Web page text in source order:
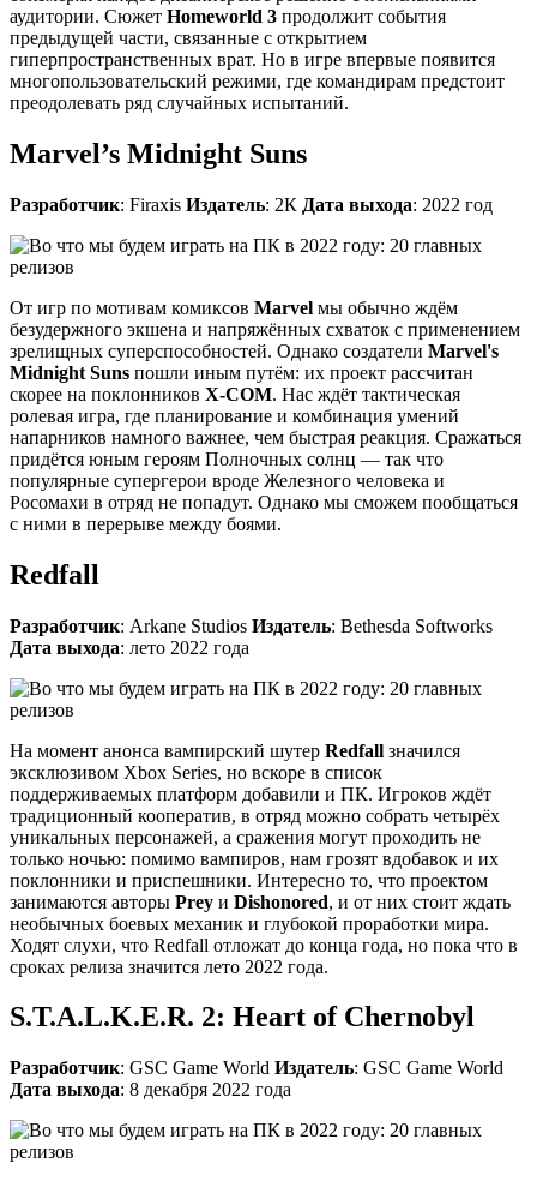
аудитории. Сюжет Homeworld 3 продолжит события
предыдущей части, связанные с открытием
гиперпространственных врат. Но в игре впервые появится
многопользовательский режими, где командирам предстоит
преодолевать ряд случайных испытаний.
Marvel’s Midnight Suns
Разработчик: Firaxis Издатель: 2К Дата выхода: 2022 год
От игр по мотивам комиксов Marvel мы обычно ждём
безудержного экшена и напряжённых схваток с применением
зрелищных суперспособностей. Однако создатели Marvel's
Midnight Suns пошли иным путём: их проект рассчитан
скорее на поклонников X-COM. Нас ждёт тактическая
ролевая игра, где планирование и комбинация умений
напарников намного важнее, чем быстрая реакция. Cражаться
придётся юным героям Полночных солнц — так что
популярные супергерои вроде Железного человека и
Росомахи в отряд не попадут. Однако мы сможем пообщаться
с ними в перерыве между боями.
Redfall
Разработчик: Arkane Studios Издатель: Bethesda Softworks
Дата выхода: лето 2022 года
На момент анонса вампирский шутер Redfall значился
эксклюзивом Xbox Series, но вскоре в список
поддерживаемых платформ добавили и ПК. Игроков ждёт
традиционный кооператив, в отряд можно собрать четырёх
уникальных персонажей, а сражения могут проходить не
только ночью: помимо вампиров, нам грозят вдобавок и их
поклонники и приспешники. Интересно то, что проектом
занимаются авторы Prey и Dishonored, и от них стоит ждать
необычных боевых механик и глубокой проработки мира.
Ходят слухи, что Redfall отложат до конца года, но пока что в
сроках релиза значится лето 2022 года.
S.T.A.L.K.E.R. 2: Heart of Chernobyl
Разработчик: GSC Game World Издатель: GSC Game World
Дата выхода: 8 декабря 2022 года